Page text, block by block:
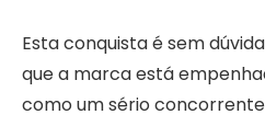
Esta conquista é sem
que a marca está
como um sério concorrente